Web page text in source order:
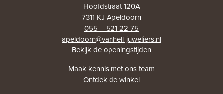
Hoofdstraat 120A
7311 KJ Apeldoorn
055 – 521 22 75
apeldoorn@vanhell-juweliers.nl
Bekijk deopeningstijden
Maak kennis metons team
Ontdekde winkel